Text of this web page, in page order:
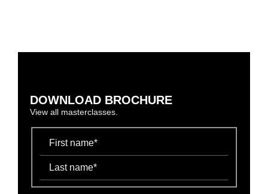
DOWNLOAD BROCHURE
View all masterclasses.